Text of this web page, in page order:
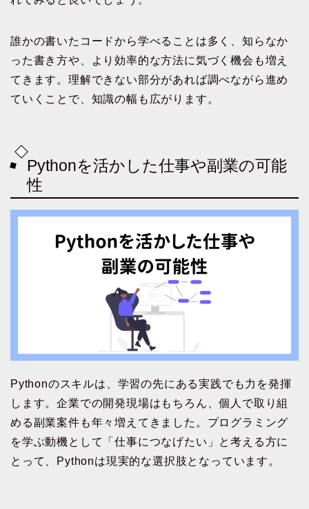
誰かの書いたコードから学べることは多く、知らなか
った書き方や、より効率的な方法に気づく機会も増え
てきます。理解できない部分があれば調べながら進め
ていくことで、知識の幅も広がります。
Pythonを活かした仕事や副業の可能
性
Pythonのスキルは、学習の先にある実践でも力を発揮
します。企業での開発現場はもちろん、個人で取り組
める副業案件も年々増えてきました。プログラミング
を学ぶ動機として「仕事につなげたい」と考える方に
とって、Pythonは現実的な選択肢となっています。